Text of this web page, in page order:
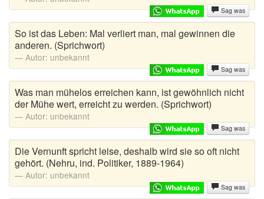
Deutsche Witze
Drogen Witze
Dumme Witze
Egal wie Witze
Elefanten Witze
Familienwitze
Fiese Witze
Flachwitze
Sag was
So ist das Leben: Mal verliert man, mal gewinnen die
anderen. (Sprichwort)
Autor: unbekannt
Sag was
Was man mühelos erreichen kann, ist gewöhnlich nicht
der Mühe wert, erreicht zu werden. (Sprichwort)
Autor: unbekannt
Sag was
Die Vernunft spricht leise, deshalb wird sie so oft nicht
gehört. (Nehru, ind. Politiker, 1889-1964)
Autor: unbekannt
Sag was